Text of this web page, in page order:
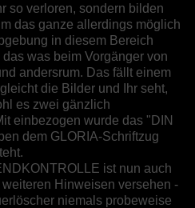
so verloren, sondern bilden
das ganze allerdings möglich
in diesem Bereich
was beim Vorgänger von
andersrum. Das fällt einem
die Bilder und Ihr seht,
es zwei gänzlich
einbezogen wurde das "DIN
dem GLORIA-Schriftzug
ist nun auch
Hinweisen versehen -
niemals probeweise